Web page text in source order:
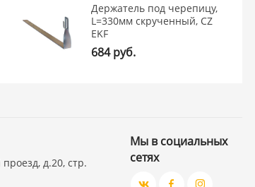
Держатель под черепицу,
L=330мм скрученный, CZ
EKF
684 руб.
д.20, стр.
Мы в социальных
сетях